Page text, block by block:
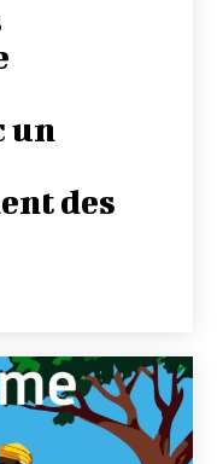
un
des